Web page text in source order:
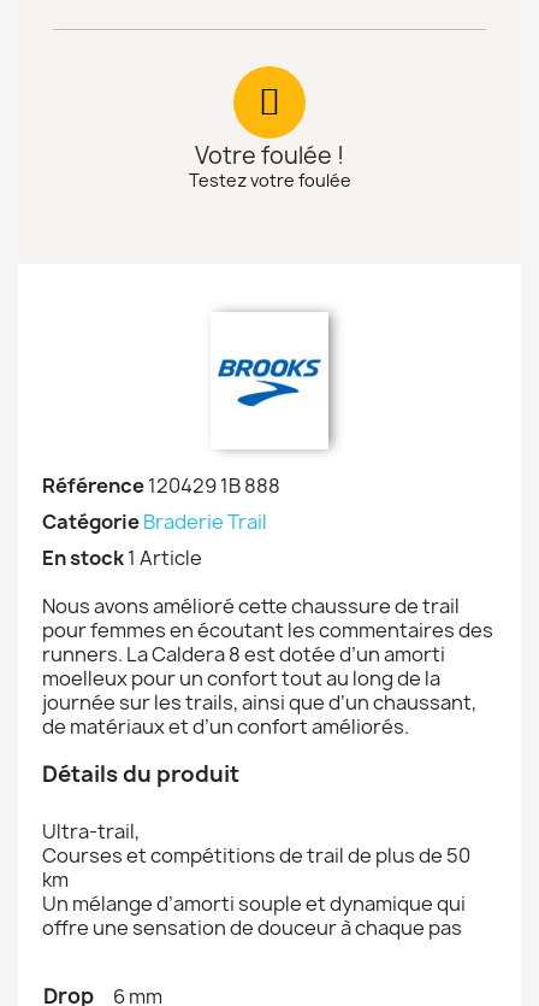
Votre foulée !
Testez votre foulée
Référence120429 1B 888
CatégorieBraderie Trail
En stock1 Article
Nous avons amélioré cette chaussure de trail
pour femmes en écoutant les commentaires des
runners. La Caldera 8 est dotée d’un amorti
moelleux pour un confort tout au long de la
journée sur les trails, ainsi que d’un chaussant,
de matériaux et d’un confort améliorés.
Détails du produit
Ultra-trail,
Courses et compétitions de trail de plus de 50
km
Un mélange d’amorti souple et dynamique qui
offre une sensation de douceur à chaque pas
Drop 6 mm